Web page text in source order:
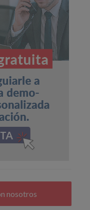
nosotros